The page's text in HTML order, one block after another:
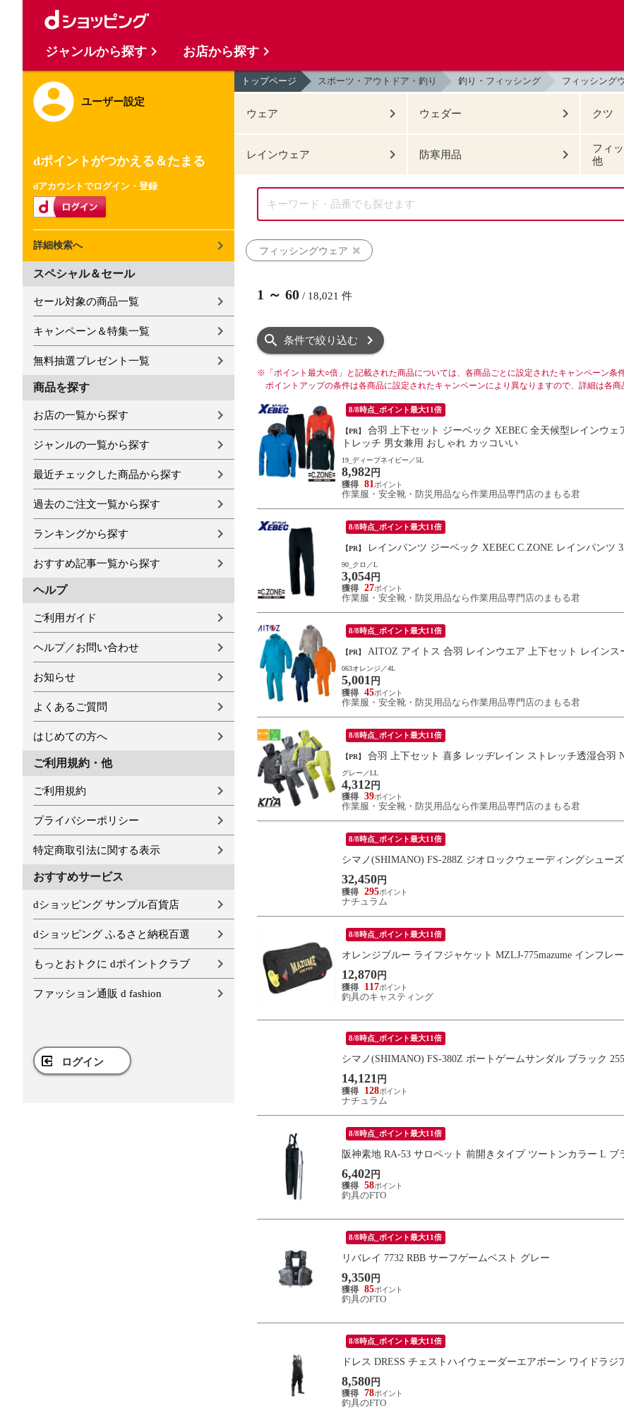
ユーザー設定
dポイントがつかえる＆たまる
dアカウントでログイン・登録
詳細検索へ
スペシャル＆セール
セール対象の商品一覧
キャンペーン＆特集一覧
無料抽選プレゼント一覧
商品を探す
お店の一覧から探す
ジャンルの一覧から探す
最近チェックした商品から探す
過去のご注文一覧から探す
ランキングから探す
おすすめ記事一覧から探す
ヘルプ
ご利用ガイド
ヘルプ／お問い合わせ
お知らせ
よくあるご質問
はじめての方へ
ご利用規約・他
ご利用規約
プライバシーポリシー
特定商取引法に関する表示
おすすめサービス
dショッピング サンプル百貨店
dショッピング ふるさと納税百選
もっとおトクに dポイントクラブ
ファッション通販 d fashion
ログイン
トップページ スポーツ・アウトドア・釣り 釣り・フィッシング フィッシング
ウェア ウェダー クツ
レインウェア 防寒用品
フィ
他
フィッシングウェア
1 ～ 60 / 18,021 件
条件で絞り込む
※ 「ポイント最大○倍」と記載された商品については、各商品ごとに設定されたキャンペーン条
ポイントアップの条件は各商品に設定されたキャンペーンにより異なりますので、詳細は各商
8/8時点_ポイント最大11倍
【PR】
トレッチ 男女兼用 おしゃれ カッコいい
19_ディープネイビー／5L
8,982 円
81
作業服・安全靴・防災用品なら作業用品専門店のまもる君
8/8時点_ポイント最大11倍
【PR】 レインパンツ ジーベック XEBEC C.ZONE レインパンツ
90_クロ／L
3,054 円
27
作業服・安全靴・防災用品なら作業用品専門店のまもる君
8/8時点_ポイント最大11倍
【PR】 AITOZ アイトス 合羽 レインウエア 上下セット レイン
063オレンジ／4L
5,001 円
45
作業服・安全靴・防災用品なら作業用品専門店のまもる君
8/8時点_ポイント最大11倍
【PR】 合羽 上下セット 喜多 レッヂレイン ストレッチ透湿合羽
グレー／LL
4,312 円
39
作業服・安全靴・防災用品なら作業用品専門店のまもる君
8/8時点_ポイント最大11倍
シマノ(SHIMANO) FS-288Z ジオロックウェーディングシュー
32,450 円
295
ナチュラム
8/8時点_ポイント最大11倍
オレンジブルー ライフジャケット MZLJ-775mazume インフ
12,870 円
117
釣具のキャスティング
8/8時点_ポイント最大11倍
シマノ(SHIMANO) FS-380Z ボートゲームサンダル ブラック 255
14,121 円
128
ナチュラム
8/8時点_ポイント最大11倍
阪神素地 RA-53 サロペット 前開きタイプ ツートンカラー L ブ
6,402 円
58
釣具のFTO
8/8時点_ポイント最大11倍
リバレイ 7732 RBB サーフゲームベスト グレー
9,350 円
85
釣具のFTO
8/8時点_ポイント最大11倍
ドレス DRESS チェストハイウェーダーエアボーン ワイドラジ
8,580 円
78
釣具のFTO
ジャンルから探す お店から探す